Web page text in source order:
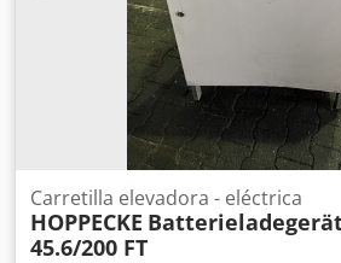
Carretilla elevadora - eléctrica
HOPPECKE
45.6/200 FT